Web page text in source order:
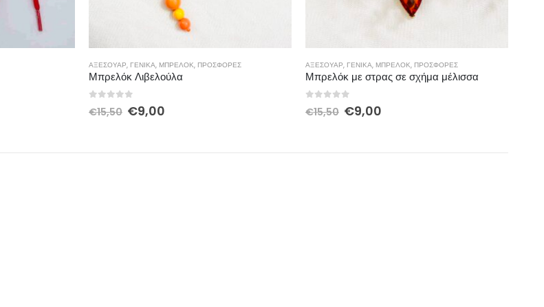
ΑΞΕΣΟΥΆΡ, ΓΕΝΙΚΆ, ΜΠΡΕΛΟΚ, ΠΡΟΣΦΟΡΈΣ
Μπρελόκ Λιβελούλα
out of 5
€15,50 €9,00
ΑΞΕΣΟΥΆΡ, ΓΕΝΙΚΆ, ΜΠΡΕΛΟΚ, ΠΡΟΣΦΟΡΈΣ
Μπρελόκ με στρας σε σχήμα μέλισσα
out of 5
€15,50 €9,00